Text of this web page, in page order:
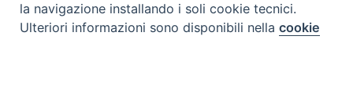
via Amedeo Rossi, 28 - 12100 CuneoPreferenze Cookie
la navigazione installando i soli cookie tecnici.
Ulteriori informazioni sono disponibili nellacookie